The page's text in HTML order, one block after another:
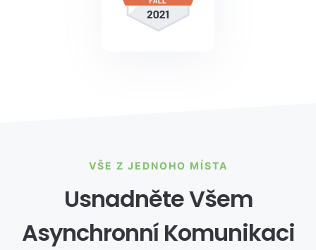
VŠE Z JEDNOHO MÍSTA
Usnadněte Všem
Asynchronní Komunikaci